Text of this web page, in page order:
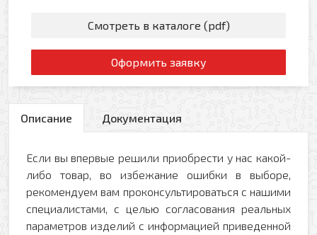
Смотреть в каталоге (pdf)
Оформить заявку
Описание Документация
Если вы впервые решили приобрести у нас какой-
либо товар, во избежание ошибки в выборе,
рекомендуем вам проконсультироваться с нашими
специалистами, с целью согласования реальных
параметров изделий с информацией приведенной